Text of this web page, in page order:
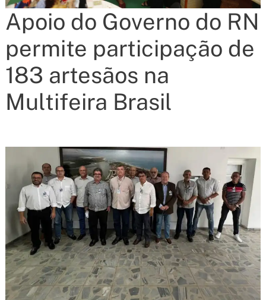
Apoio do Governo do RN
permite participação de
183 artesãos na
Multifeira Brasil